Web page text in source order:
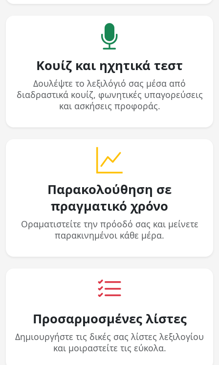
Κουίζ και ηχητικά τεστ
Δουλέψτε το λεξιλόγιό σας μέσα από
διαδραστικά κουίζ, φωνητικές υπαγορεύσεις
και ασκήσεις προφοράς.
Παρακολούθηση σε
πραγματικό χρόνο
Οραματιστείτε την πρόοδό σας και μείνετε
παρακινημένοι κάθε μέρα.
Προσαρμοσμένες λίστες
Δημιουργήστε τις δικές σας λίστες λεξιλογίου
και μοιραστείτε τις εύκολα.